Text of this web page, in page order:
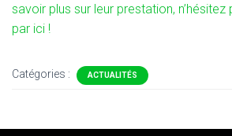
savoir plus sur leur prestation,
par ici !
Catégories : ACTUALITÉS